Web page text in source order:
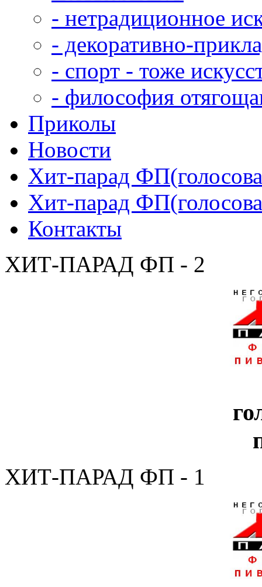
- нетрадиционное
- декоративно-
- спорт - тоже
- философия
Приколы
Новости
Хит-парад
Хит-парад
Контакты
ХИТ-ПАРАД ФП - 2
ХИТ-ПАРАД ФП - 1